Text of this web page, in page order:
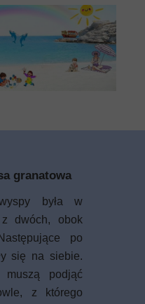
granatowa
była w
dwóch, obok
po
się na siebie.
muszą podjąć
z którego